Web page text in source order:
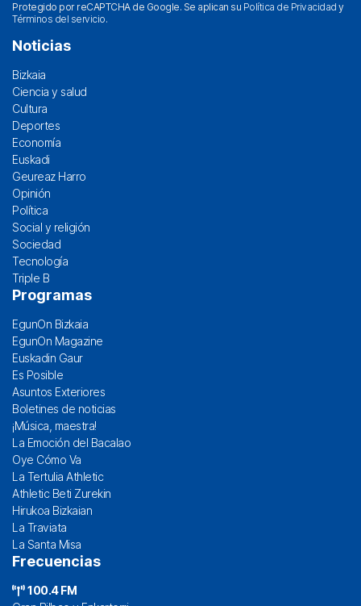
Protegido por reCAPTCHA de Google. Se aplican su Política de Privacidad y
Términos del servicio.
Noticias
Bizkaia
Ciencia y salud
Cultura
Deportes
Economía
Euskadi
Geureaz Harro
Opinión
Política
Social y religión
Sociedad
Tecnología
Triple B
Programas
EgunOn Bizkaia
EgunOn Magazine
Euskadin Gaur
Es Posible
Asuntos Exteriores
Boletines de noticias
¡Música, maestra!
La Emoción del Bacalao
Oye Cómo Va
La Tertulia Athletic
Athletic Beti Zurekin
Hirukoa Bizkaian
La Traviata
La Santa Misa
Frecuencias
100.4 FM